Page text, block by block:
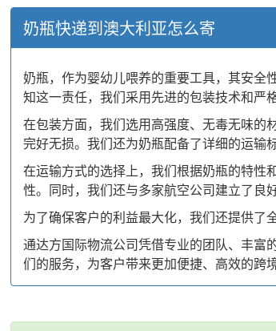
奶瓶快递到澳大利亚怎么寄
奶瓶，作为婴幼儿喂养的重要工具，其安全
知这一责任，我们采用先进的包装技术和严
在包装方面，我们选用高强度、无毒无味的
完好无损。我们还为奶瓶配备了详细的运输
在运输方式的选择上，我们根据奶瓶的特性
性。同时，我们还与多家航空公司建立了良
为了确保客户的利益最大化，我们还提供了
通达方国际物流公司凭借专业的团队、丰富
们的服务，为客户带来更加便捷、高效的跨